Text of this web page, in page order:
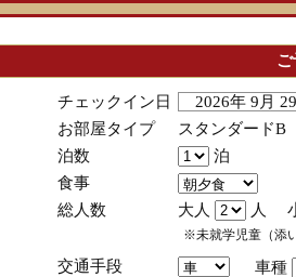
チェックイン日
2026年 9月
お部屋タイプ
スタンダードB
泊数
泊
食事
総人数
大人 人
※未就学児童（添
交通手段
車種